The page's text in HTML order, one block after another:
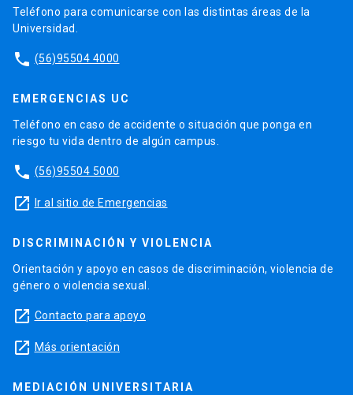
Teléfono para comunicarse con las distintas áreas de la
Universidad.
phone (56)95504 4000
EMERGENCIAS UC
Teléfono en caso de accidente o situación que ponga en
riesgo tu vida dentro de algún campus.
phone (56)95504 5000
launch Ir al sitio de Emergencias
DISCRIMINACIÓN Y VIOLENCIA
Orientación y apoyo en casos de discriminación, violencia de
género o violencia sexual.
launch Contacto para apoyo
launch Más orientación
MEDIACIÓN UNIVERSITARIA